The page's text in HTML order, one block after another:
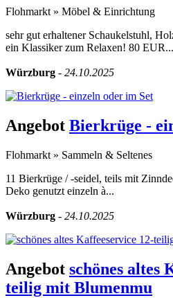
Flohmarkt » Möbel & Einrichtung
sehr gut erhaltener Schaukelstuhl,
ein Klassiker zum Relaxen! 80 EUR...
Würzburg - 24.10.2025
Angebot Bierkrüge -
Flohmarkt » Sammeln & Seltenes
11 Bierkrüge / -seidel, teils mit
Deko genutzt einzeln à...
Würzburg - 24.10.2025
Angebot schönes altes
teilig mit Blumenmu